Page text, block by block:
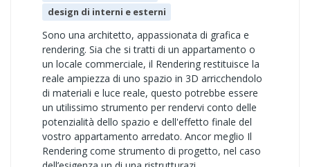
design di interni e esterni
Sono una architetto, appassionata di grafica e
rendering. Sia che si tratti di un appartamento o
un locale commerciale, il Rendering restituisce la
reale ampiezza di uno spazio in 3D arricchendolo
di materiali e luce reale, questo potrebbe essere
un utilissimo strumento per rendervi conto delle
potenzialità dello spazio e dell'effetto finale del
vostro appartamento arredato. Ancor meglio Il
Rendering come strumento di progetto, nel caso